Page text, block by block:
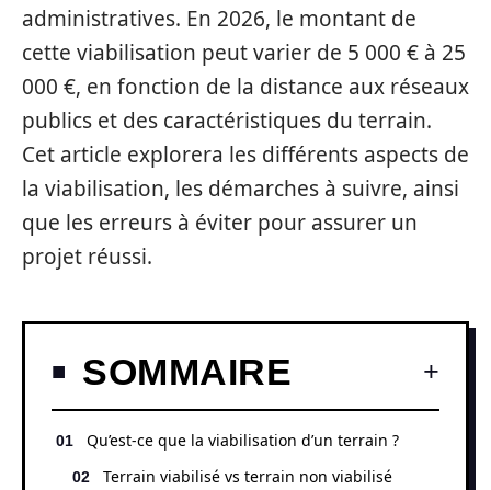
administratives. En 2026, le montant de
cette viabilisation peut varier de 5 000 € à 25
000 €, en fonction de la distance aux réseaux
publics et des caractéristiques du terrain.
Cet article explorera les différents aspects de
la viabilisation, les démarches à suivre, ainsi
que les erreurs à éviter pour assurer un
projet réussi.
SOMMAIRE
Qu’est-ce que la viabilisation d’un terrain ?
Terrain viabilisé vs terrain non viabilisé